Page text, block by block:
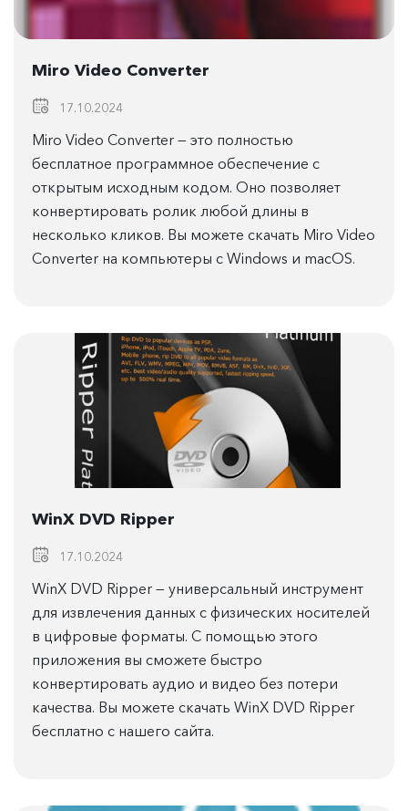
Miro Video Converter
17.10.2024
Miro Video Converter — это полностью
бесплатное программное обеспечение с
открытым исходным кодом. Оно позволяет
конвертировать ролик любой длины в
несколько кликов. Вы можете скачать Miro Video
Converter на компьютеры с Windows и macOS.
WinX DVD Ripper
17.10.2024
WinX DVD Ripper — универсальный инструмент
для извлечения данных с физических носителей
в цифровые форматы. С помощью этого
приложения вы сможете быстро
конвертировать аудио и видео без потери
качества. Вы можете скачать WinX DVD Ripper
бесплатно с нашего сайта.